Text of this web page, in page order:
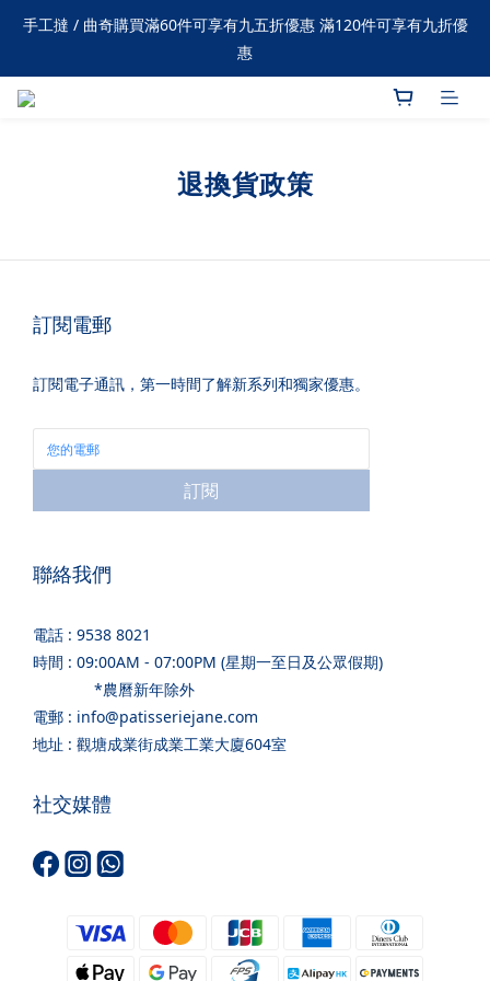
購物滿 $1500 可享免費送貨
手工撻 / 曲奇購買滿60件可享有九五折優惠 滿120件可享有九折優
惠
退換貨政策
訂閱電郵
訂閱電子通訊，第一時間了解新系列和獨家優惠。
訂閱
聯絡我們
電話 : 9538 8021
時間 : 09:00AM - 07:00PM (星期一至日及公眾假期)
*農曆新年除外
電郵 : info@patisseriejane.com
地址 : 觀塘成業街成業工業大廈604室
社交媒體